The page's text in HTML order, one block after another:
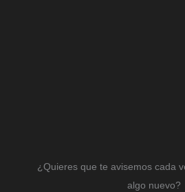
¿Quieres que te avisemos cada
algo nuevo?